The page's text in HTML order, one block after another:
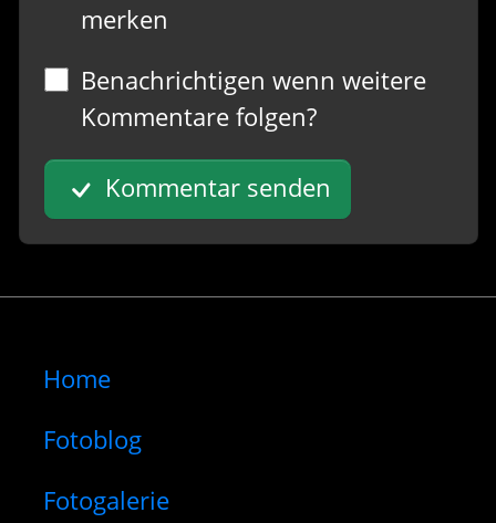
merken
Benachrichtigen wenn weitere
Kommentare folgen?
Kommentar senden
Home
Fotoblog
Fotogalerie